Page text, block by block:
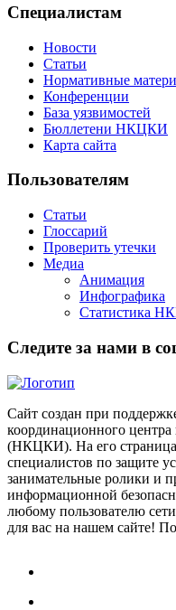
Специалистам
Новости
Статьи
Нормативные
Конференции
База уязвимостей
Бюллетени НКЦКИ
Карта сайта
Пользователям
Статьи
Глоссарий
Проверить утечки
Медиа
Анимация
Инфографика
Статистика
Следите за нами в
Сайт создан при
координационного
(НКЦКИ). На его
специалистов по защите
занимательные ролики и
информационной
любому пользователю
для вас на нашем сайте!